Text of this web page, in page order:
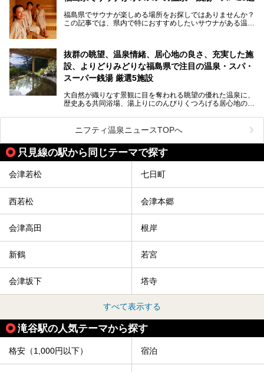
子供と一緒に安心して温泉に行きたい、そんな方にお役立ち
のこのプランをはじめとして、ハワイアンズの「ひとりじめ
リゾートプラン」の魅力をご紹介します。
福島県でサウナが楽しめる場所をお探しではありませんか？
この記事では、県内で特におすすめしたいサウナがある温泉
「最近疲れが溜まってる。リフレッシュできる場所ないか
な？」
そんな方は、ぜひサウナに足を運んでみてくださいね。
抜群の眺望、温泉情緒、居心地の良さ、充実した施
設、よりどりみどりな福島県で注目の温泉・スパ・
スーパー銭湯 厳選5施設
大自然が織りなす景観に目を奪われる眺望の優れた温泉に、
歴史ある共同浴場、湯上りにのんびりくつろげる居心地のい
スーパー銭湯など、多種多様な温浴施設が割拠する福島県。
今回は、そんな福島県にある温浴施設のなかから、筆者が
「一度訪ねてみたい」と気になっている魅力的な施設を5件
ピックアップして紹介します。
※2021/07/21時点の情報です。
ニフティ温泉ニュースTOPへ
只見線の駅から同じテーマで探す
会津若松 七日町
西若松 会津本郷
会津高田 根岸
新鶴 若宮
会津坂下 塔寺
すべて表示する
滝谷駅の人気テーマから探す
格安（1,000円以下） 宿泊